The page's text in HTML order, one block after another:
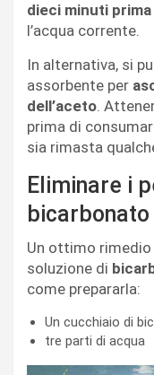
dieci minuti
l’acqua corrente.
In alternativa, si
assorbente per
dell’aceto.
prima di
sia rimasta
Eliminare i
bicarbonato
Un ottimo rimedio
soluzione di
come prepararla:
Un cucchiaio di
tre parti di acqua